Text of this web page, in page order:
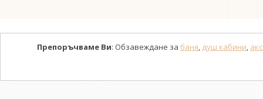
Препоръчваме Ви: Обзавеждане за баня, душ кабини,